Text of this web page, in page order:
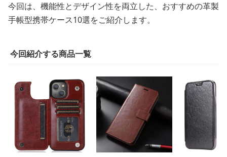
今回は、機能性とデザイン性を両立した、おすすめの革製
手帳型携帯ケース10選をご紹介します。
今回紹介する商品一覧